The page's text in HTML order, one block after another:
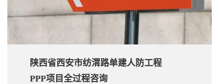
陕西省西安市纺渭路单建人防工程
PPP项目全过程咨询